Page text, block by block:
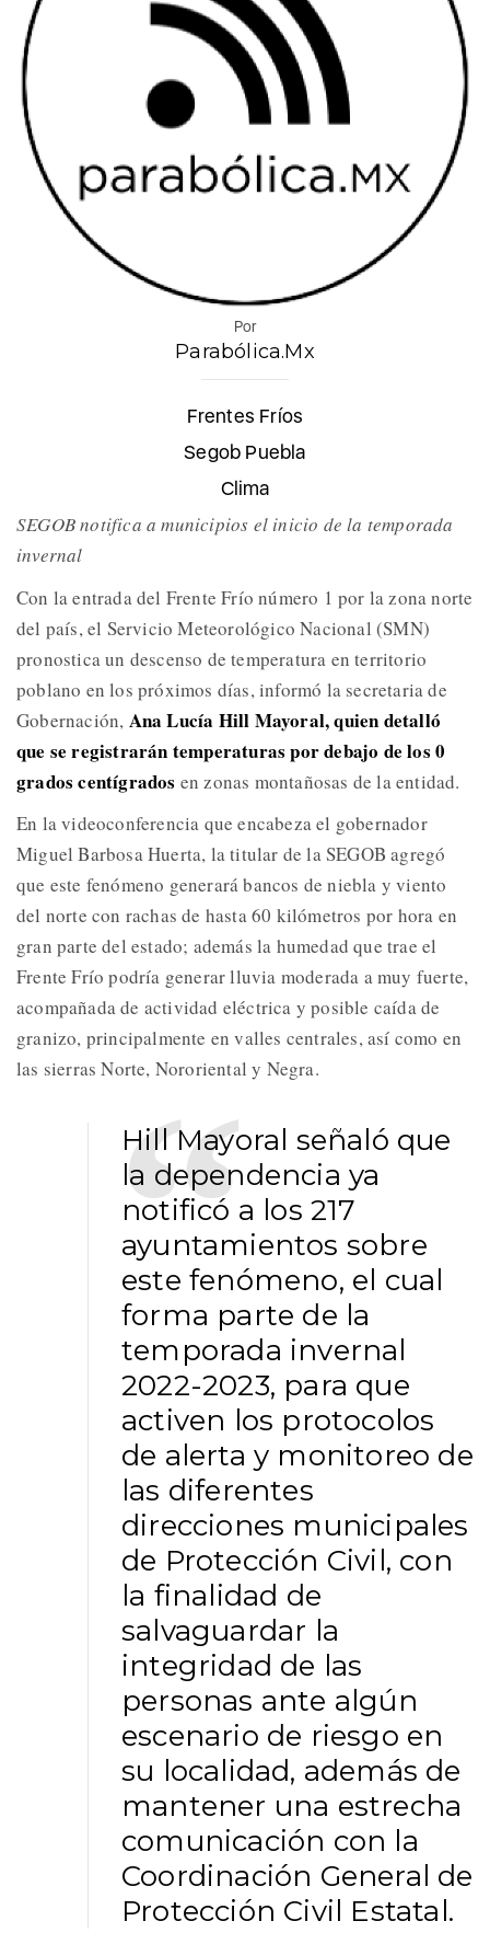
Por
Parabólica.Mx
Frentes Fríos
Segob Puebla
Clima
SEGOB notifica a municipios el inicio de la temporada
invernal
Con la entrada del Frente Frío número 1 por la zona norte
del país, el Servicio Meteorológico Nacional (SMN)
pronostica un descenso de temperatura en territorio
poblano en los próximos días, informó la secretaria de
Gobernación, Ana Lucía Hill Mayoral, quien detalló
que se registrarán temperaturas por debajo de los 0
grados centígrados en zonas montañosas de la entidad.
En la videoconferencia que encabeza el gobernador
Miguel Barbosa Huerta, la titular de la SEGOB agregó
que este fenómeno generará bancos de niebla y viento
del norte con rachas de hasta 60 kilómetros por hora en
gran parte del estado; además la humedad que trae el
Frente Frío podría generar lluvia moderada a muy fuerte,
acompañada de actividad eléctrica y posible caída de
granizo, principalmente en valles centrales, así como en
las sierras Norte, Nororiental y Negra.
Hill Mayoral señaló que
la dependencia ya
notificó a los 217
ayuntamientos sobre
este fenómeno, el cual
forma parte de la
temporada invernal
2022-2023, para que
activen los protocolos
de alerta y monitoreo de
las diferentes
direcciones municipales
de Protección Civil, con
la finalidad de
salvaguardar la
integridad de las
personas ante algún
escenario de riesgo en
su localidad, además de
mantener una estrecha
comunicación con la
Coordinación General de
Protección Civil Estatal.